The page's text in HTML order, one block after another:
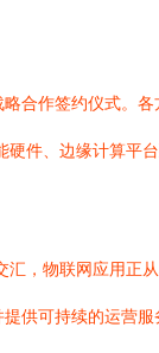
合作签约仪式。
件、边缘计算平
，物联网应用正
供可持续的运营